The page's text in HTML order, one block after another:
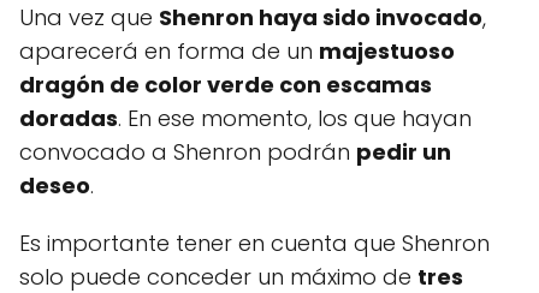
Una vez que Shenron haya sido invocado,
aparecerá en forma de un majestuoso
dragón de color verde con escamas
doradas. En ese momento, los que hayan
convocado a Shenron podrán pedir un
deseo.
Es importante tener en cuenta que Shenron
solo puede conceder un máximo de tres